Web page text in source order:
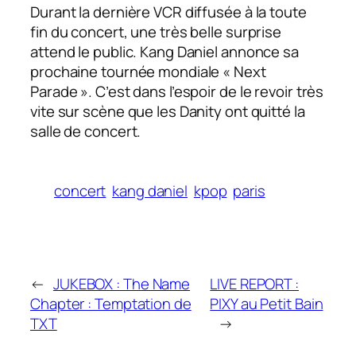
Durant la dernière VCR diffusée à la toute
fin du concert, une très belle surprise
attend le public. Kang Daniel annonce sa
prochaine tournée mondiale « Next
Parade ». C’est dans l’espoir de le revoir très
vite sur scène que les Danity ont quitté la
salle de concert.
concert kang daniel kpop paris
← JUKEBOX : The Name
Chapter : Temptation de
TXT
LIVE REPORT :
PIXY au Petit Bain
→